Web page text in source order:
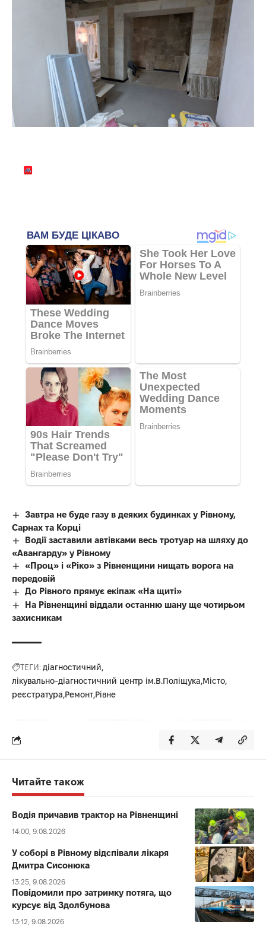
Завтра не буде газу в деяких будинках у Рівному,
Сарнах та Корці
Водії заставили автівками весь тротуар на шляху до
«Авангарду» у Рівному
«Проц» і «Ріко» з Рівненщини нищать ворога на
передовій
До Рівного прямує екіпаж «На щиті»
На Рівненщині віддали останню шану ще чотирьом
захисникам
ТЕГИ: діагностичний
лікувально-діагностичний центр ім.В.Поліщука Місто
реєстратура Ремонт Рівне
Читайте також
Водія причавив трактор на Рівненщині
14:00, 9.08.2026
У соборі в Рівному відспівали лікаря
Дмитра Сисонюка
13:25, 9.08.2026
Повідомили про затримку потяга, що
курсує від Здолбунова
13:12, 9.08.2026